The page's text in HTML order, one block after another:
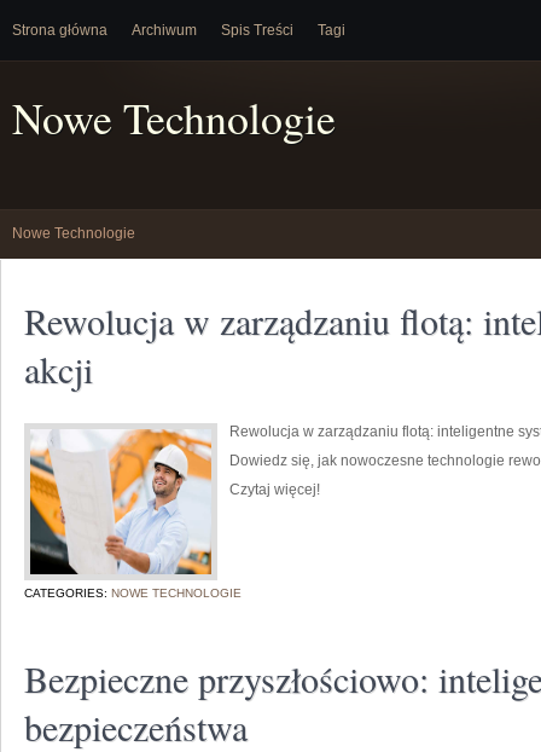
Strona główna Archiwum Spis Treści Tagi
Nowe Technologie
Nowe Technologie
Rewolucja w zarządzaniu flotą:
akcji
Rewolucja w zarządzaniu flotą: inteligentne
Dowiedz się, jak nowoczesne technologie
Czytaj więcej!
CATEGORIES: NOWE TECHNOLOGIE
Bezpieczne przyszłościowo:
bezpieczeństwa